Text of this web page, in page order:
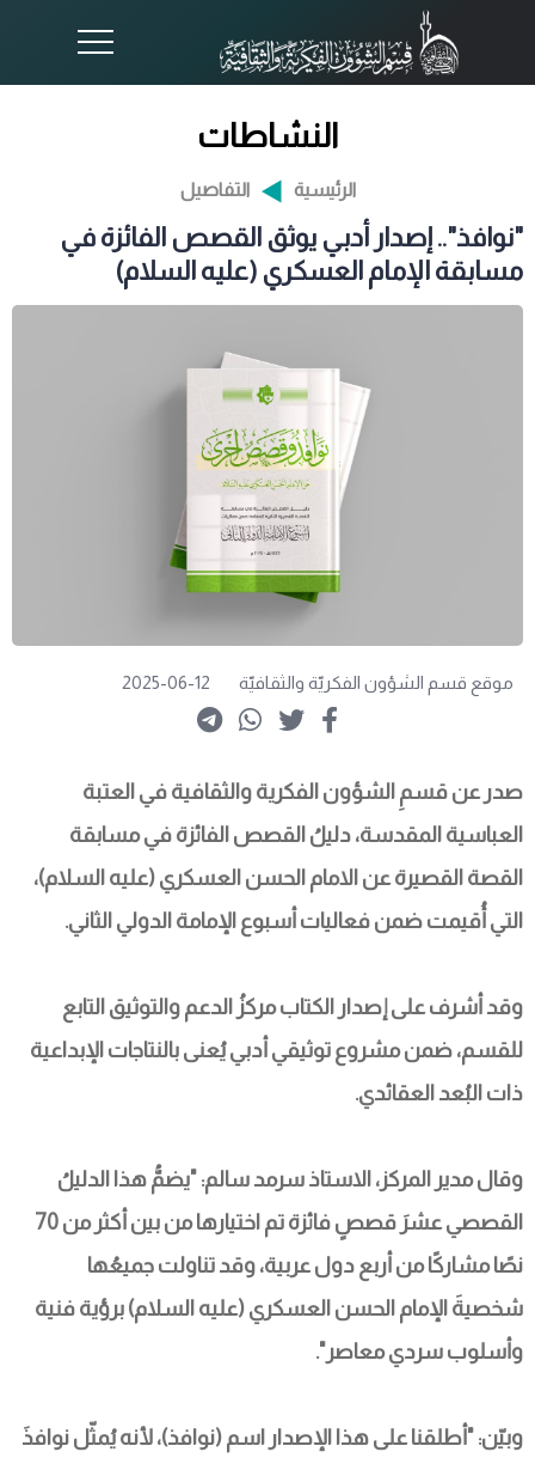
النشاطات
الرئيسية التفاصيل
"نوافذ".. إصدار أدبي يوثق القصص الفائزة في
مسابقة الإمام العسكري (عليه السلام)
موقع قسم الشؤون الفكريّة والثقافيّة 2025-06-12
صدر عن قسمِ الشؤون الفكرية والثقافية في العتبة
العباسية المقدسة، دليلُ القصص الفائزة في مسابقة
القصة القصيرة عن الامام الحسن العسكري (عليه السلام)،
التي أُقيمت ضمن فعاليات أسبوع الإمامة الدولي الثاني.
وقد أشرف على إصدار الكتاب مركزُ الدعم والتوثيق التابع
للقسم، ضمن مشروع توثيقي أدبي يُعنى بالنتاجات الإبداعية
ذات البُعد العقائدي.
وقال مدير المركز، الاستاذ سرمد سالم: "يضمُّ هذا الدليلُ
نصًا مشاركًا من أربع دول عربية، وقد تناولت جميعُها
شخصيةَ الإمام الحسن العسكري (عليه السلام) برؤية فنية
وأسلوب سردي معاصر".
وبيّن: "أطلقنا على هذا الإصدار اسم (نوافذ)، لأنه يُمثّل نوافذَ